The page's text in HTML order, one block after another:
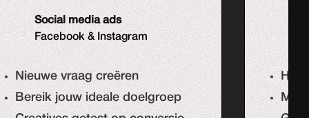
Social media ads
Facebook & Instagram
Nieuwe vraag creëren
Bereik jouw ideale doelgroep